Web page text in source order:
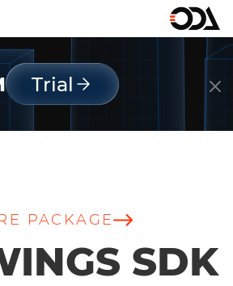
Trial
PACKAGE
SDK